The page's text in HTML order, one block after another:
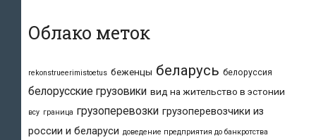
Облако меток
rekonstrueerimistoetus беженцы беларусь белоруссия
белорусские грузовики вид на жительство в эстонии
всу граница грузоперевозки грузоперевозчики из
россии и беларуси доведение предприятия до банкротства